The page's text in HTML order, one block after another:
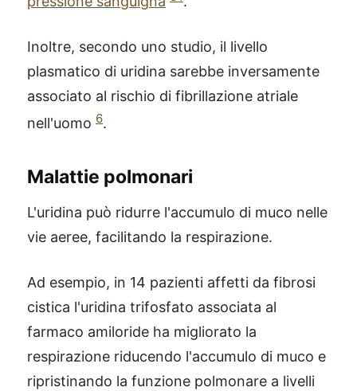
Inoltre, secondo uno studio, il livello
plasmatico di uridina sarebbe inversamente
associato al rischio di fibrillazione atriale
nell'uomo 6.
Malattie polmonari
L'uridina può ridurre l'accumulo di muco nelle
vie aeree, facilitando la respirazione.
Ad esempio, in 14 pazienti affetti da fibrosi
cistica l'uridina trifosfato associata al
farmaco amiloride ha migliorato la
respirazione riducendo l'accumulo di muco e
ripristinando la funzione polmonare a livelli